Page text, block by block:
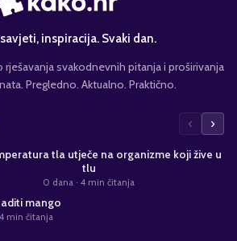
inspiracija. Svaki dan.
svakodnevnih pitanja i proširivanja
Pregledno. Aktualno. Praktično.
‹ ›
tla utječe na organizme koji žive u
tlu
0 dana · 4 min čitanja
mango
4 min čitanja